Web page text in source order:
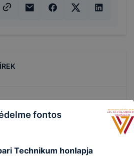
fontos
Technikum honlapja